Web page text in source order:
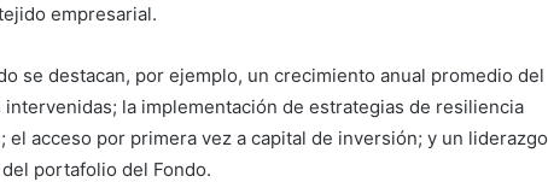
empresarial.
se destacan, por ejemplo, un crecimiento anual promedio del
la implementación de estrategias de resiliencia
el acceso por primera vez a capital de inversión; y un liderazgo
portafolio del Fondo.